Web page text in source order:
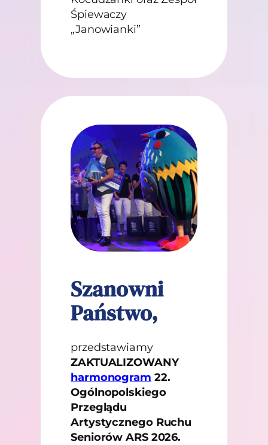
Śpiewaczy
„Janowianki”
Szanowni
Państwo,
przedstawiamy
ZAKTUALIZOWANY
harmonogram 22.
Ogólnopolskiego
Przeglądu
Artystycznego Ruchu
Seniorów ARS 2026.